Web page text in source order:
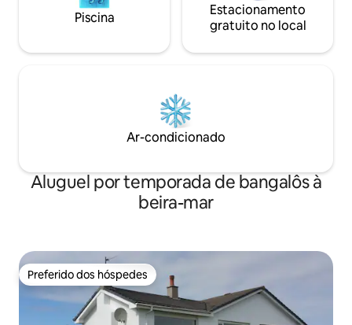
Piscina
Estacionamento
gratuito no local
Ar-condicionado
Aluguel por temporada de bangalôs à
beira-mar
Preferido dos hóspedes
Preferido dos hóspedes